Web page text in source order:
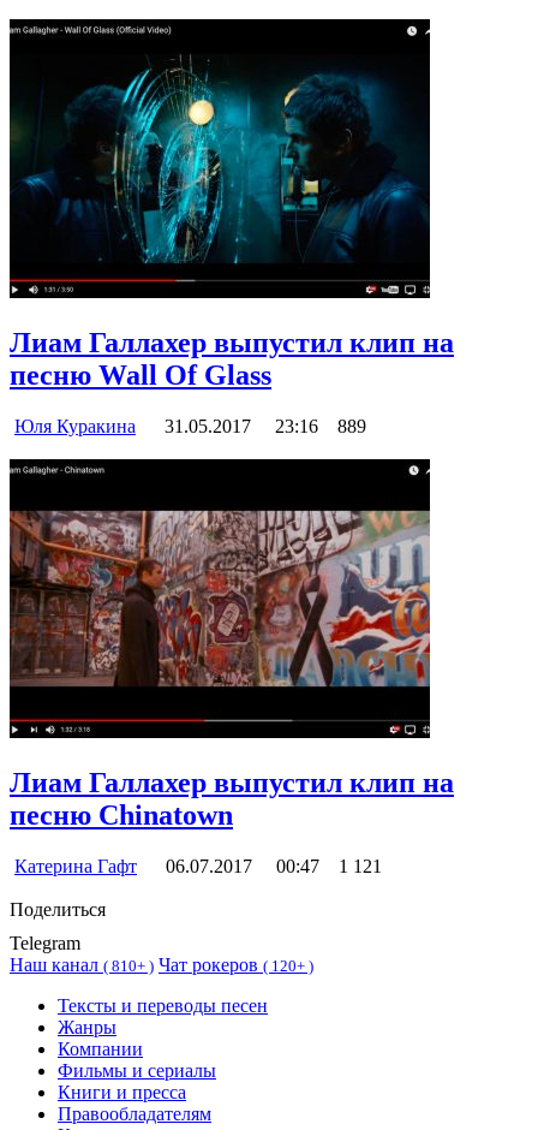
Лиам Галлахер выпустил клип на
песню Wall Of Glass
Юля Куракина 31.05.2017 23:16 889
Лиам Галлахер выпустил клип на
песню Chinatown
Катерина Гафт 06.07.2017 00:47 1 121
Поделиться
Telegram
Наш канал ( 810+ ) Чат рокеров ( 120+ )
Тексты и переводы песен
Жанры
Компании
Фильмы и сериалы
Книги и пресса
Правообладателям